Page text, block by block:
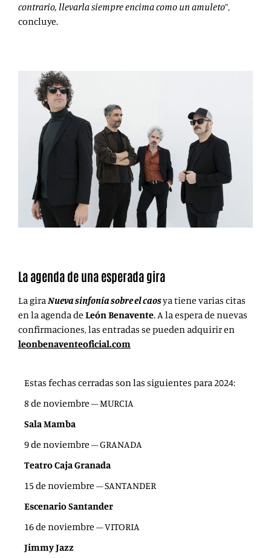
contrario, llevarla siempre encima como un amuleto”,
concluye.
La agenda de una esperada gira
La gira Nueva sinfonía sobre el caosya tiene varias citas
en la agenda de León Benavente. A la espera de nuevas
confirmaciones, las entradas se pueden adquirir en
leonbenaventeoficial.com
Estas fechas cerradas son las siguientes para 2024:
8 de noviembre – MURCIA
Sala Mamba
9 de noviembre – GRANADA
Teatro Caja Granada
15 de noviembre – SANTANDER
Escenario Santander
16 de noviembre – VITORIA
Jimmy Jazz